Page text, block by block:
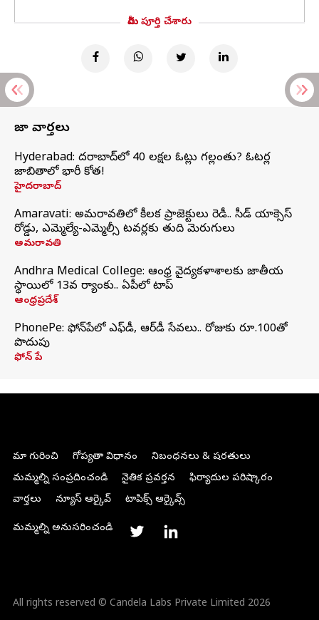
మీరు పూర్తి చేశారు
తాజా వార్తలు
Hyderabad: హైదరాబాద్‌లో 40 లక్షల ఓట్లు గల్లంతు? ఓటర్ల
జాబితాలో భారీ కోత!
హైదరాబాద్
Amaravati: అమరావతిలో కీలక ప్రాజెక్టులు రెడీ.. సీడ్‌ యాక్సెస్‌
రోడ్డు, ఎమ్మెల్యే-ఎమ్మెల్సీ టవర్లకు తుది మెరుగులు
అమరావతి
Andhra Medical College: ఆంధ్ర వైద్యకళాశాలకు జాతీయ
స్థాయిలో 13వ ర్యాంకు.. ఏపీలో టాప్
ఆంధ్రప్రదేశ్
PhonePe: ఫోన్‌పేలో ఎఫ్‌డీ, ఆర్‌డీ సేవలు.. రోజుకు రూ.100తో
పొదుపు
ఫోన్‌ పే
మా గురించి గోప్యతా విధానం
నిబంధనలు & షరతులు
మమ్మల్ని సంప్రదించండి
నైతిక ప్రవర్తన
ఫిర్యాదుల పరిష్కారం
వార్తలు
న్యూస్ ఆర్కైవ్ టాపిక్స్ ఆర్కైవ్స్
మమ్మల్ని అనుసరించండి
All rights reserved © Candela Labs Private Limited 2026